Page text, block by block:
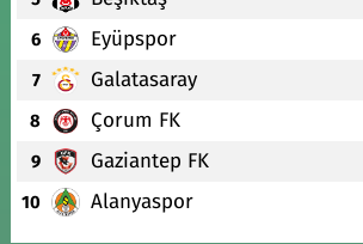
6 Eyüpspor
7 Galatasaray
8 Çorum FK
9 Gaziantep FK
10 Alanyaspor